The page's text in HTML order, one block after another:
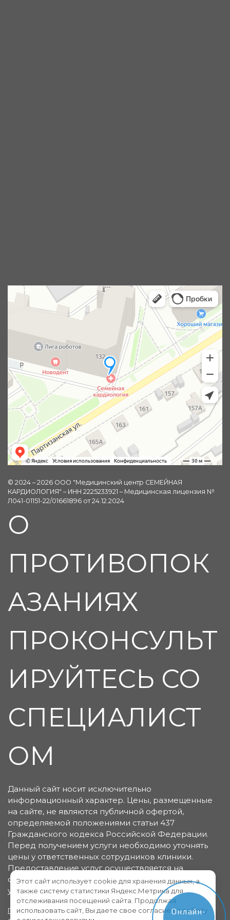
© 2024 – 2026 ООО "Медицинский центр СЕМЕЙНАЯ
КАРДИОЛОГИЯ" – ИНН 2225233921 – Медицинская лицензия №
Л041-01151-22/01661896 от 24.12.2024
О
ПРОТИВОПОК
АЗАНИЯХ
ПРОКОНСУЛЬТ
ИРУЙТЕСЬ СО
СПЕЦИАЛИСТ
ОМ
Данный сайт носит исключительно
информационный характер. Цены, размещенные
на сайте, не являются публичной офертой,
определяемой положениями статьи 437
Гражданского кодекса Российской Федерации.
Перед получением услуги необходимо уточнять
цены у ответственных сотрудников клиники.
Предоставление услуг осуществляется на
основании договора об оказании медицинских
услуг.
Политика конфиденциальности ПользовательскоеОнлайн-
Этот сайт использует cookie для хранения данных, а
также систему статистики Яндекс.Метрика для
отслеживания посещений сайта. Продолжая
использовать сайт, Вы даете свое согласие на работу